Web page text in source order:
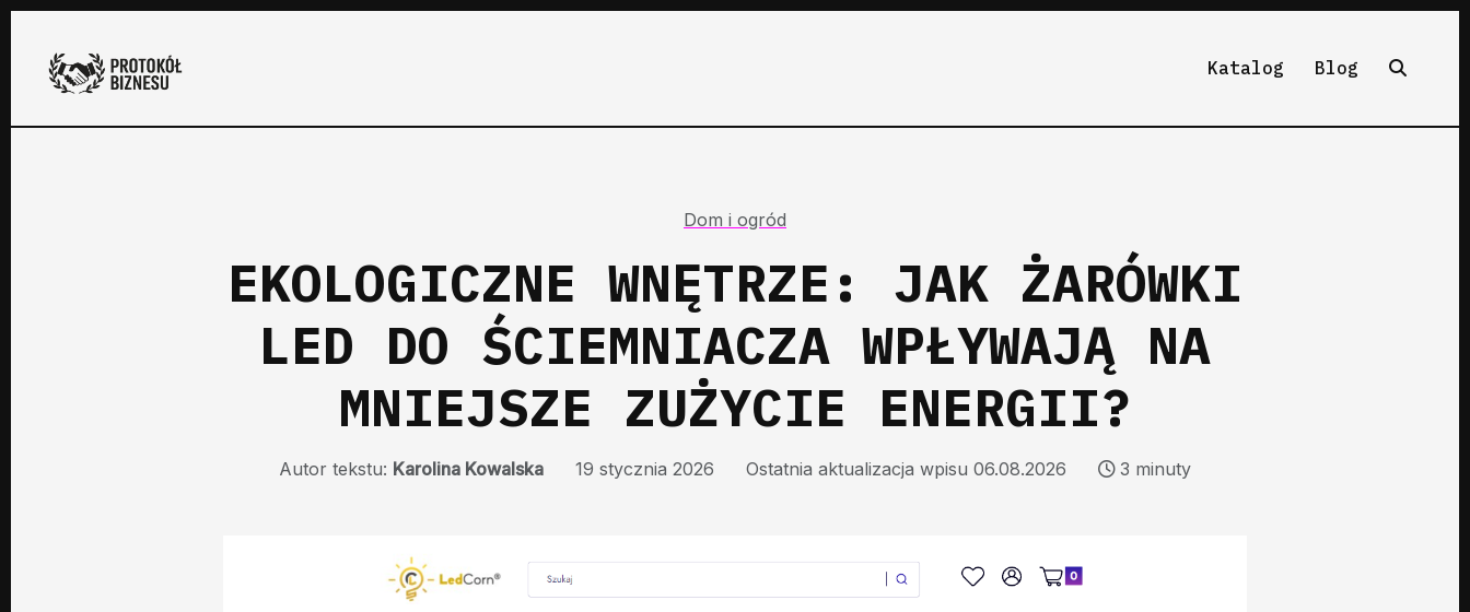
Katalog Blog
Dom i ogród
EKOLOGICZNE WNĘTRZE: JAK ŻARÓWKI
LED DO ŚCIEMNIACZA WPŁYWAJĄ NA
MNIEJSZE ZUŻYCIE ENERGII?
Autor tekstu: Karolina Kowalska 19 stycznia 2026 Ostatnia aktualizacja wpisu 06.08.2026 3 minuty